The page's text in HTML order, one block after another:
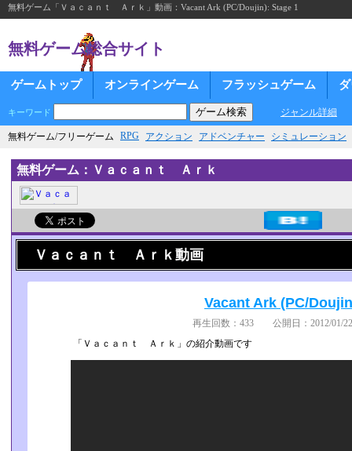
無料ゲーム「Ｖａｃａｎｔ Ａｒｋ」動画：Vacant Ark (PC/Doujin): Stage 1
無料ゲーム総合サイト
ゲームトップ オンラインゲーム フラッシュゲーム
キーワード ジャンル詳細
無料ゲーム/フリーゲーム RPG アクション アドベンチャー シミュレーション
無料ゲーム：Ｖａｃａｎｔ Ａｒｋ
Ｖａｃａｎｔ Ａｒｋ動画
Vacant Ark (PC/
再生回数：433 公開日：2012/01/
「Ｖａｃａｎｔ Ａｒｋ」の紹介動画です